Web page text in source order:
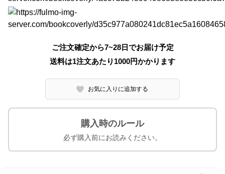
ご注文確定から7~28日でお届け予定
送料は1注文あたり 1000円かかります
お気に入りに追加する
購入時のルール
必ず購入前にお読みください。